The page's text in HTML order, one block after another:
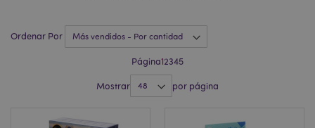
Ordenar Por
Página12345
Mostrar por página